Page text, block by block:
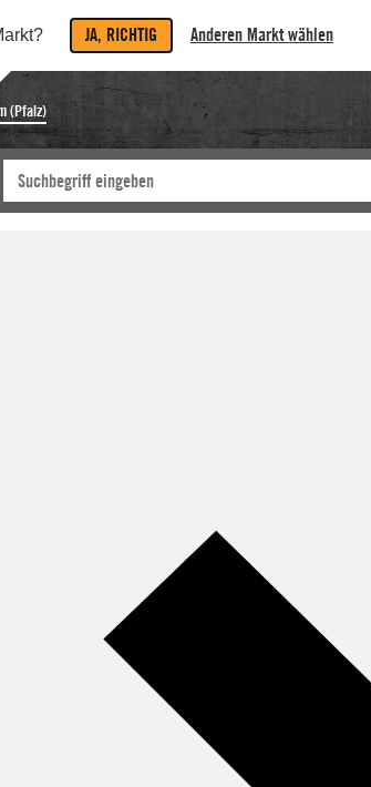
JA, RICHTIG Anderen Markt wählen
(Pfalz)